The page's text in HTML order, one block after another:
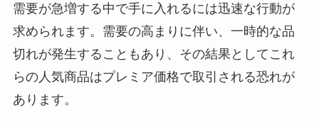
需要が急増する中で手に入れるには迅速な行動が
求められます。需要の高まりに伴い、一時的な品
切れが発生することもあり、その結果としてこれ
らの人気商品はプレミア価格で取引される恐れが
あります。